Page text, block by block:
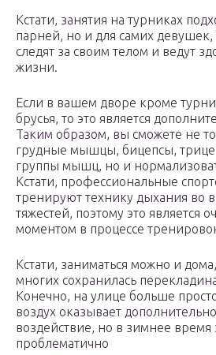
Кстати, занятия на турниках
парней, но и для самих
следят за своим телом и ведут
жизни.
Если в вашем дворе кроме
брусья, то это является
Таким образом, вы сможете не
грудные мышцы, бицепсы,
группы мышц, но и
Кстати, профессиональные
тренируют технику дыхания во
тяжестей, поэтому это является
моментом в процессе
Кстати, заниматься можно и
многих сохранилась
Конечно, на улице больше
воздух оказывает
воздействие, но в зимнее время
проблематично